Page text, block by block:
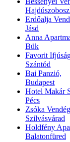
Erdőalja
Jásd
Anna
Bük
Favorit
Szántód
Bai Panzió,
Budapest
Hotel Makár
Pécs
Zsóka
Szilvásvárad
Holdfény
Balatonfüred